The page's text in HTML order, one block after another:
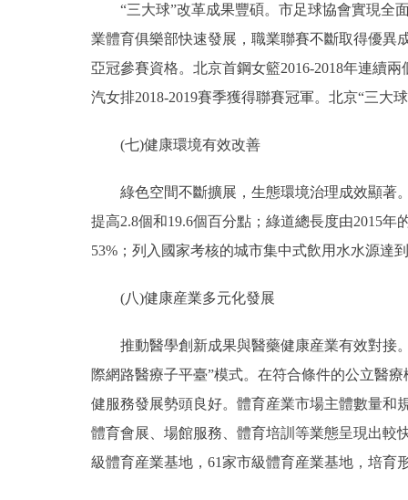
“三大球”改革成果豐碩。市足球協會實現全面
業體育俱樂部快速發展，職業聯賽不斷取得優異
亞冠參賽資格。北京首鋼女籃2016-2018年連續
汽女排2018-2019賽季獲得聯賽冠軍。北京“三大
(七)健康環境有效改善
綠色空間不斷擴展，生態環境治理成效顯著。
提高2.8個和19.6個百分點；綠道總長度由2015年
53%；列入國家考核的城市集中式飲用水水源達
(八)健康産業多元化發展
推動醫學創新成果與醫藥健康産業有效對接。
際網路醫療子平臺”模式。在符合條件的公立醫
健服務發展勢頭良好。體育産業市場主體數量和
體育會展、場館服務、體育培訓等業態呈現出較
級體育産業基地，61家市級體育産業基地，培育